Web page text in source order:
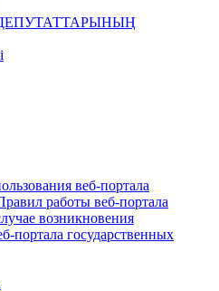
веб-портала
работы веб-портала
возникновения
портала государственных